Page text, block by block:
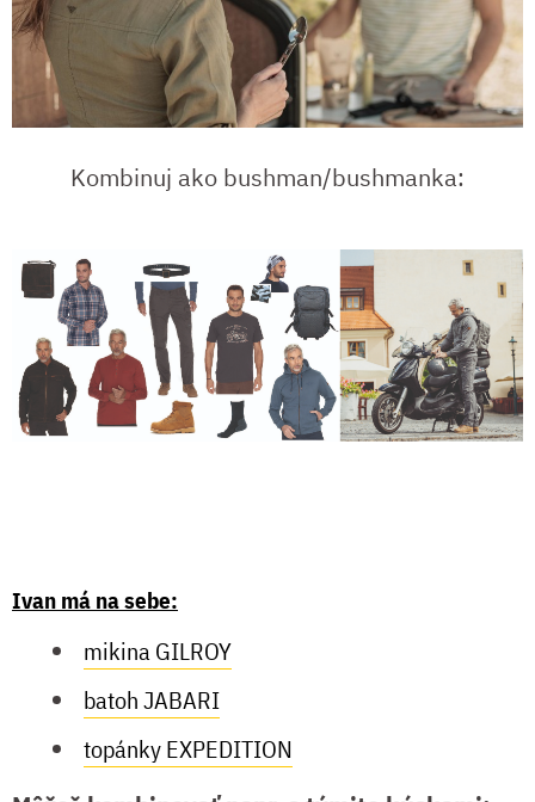
Kombinuj ako bushman/bushmanka:
Ivan má na sebe:
mikina GILROY
batoh JABARI
topánky EXPEDITION